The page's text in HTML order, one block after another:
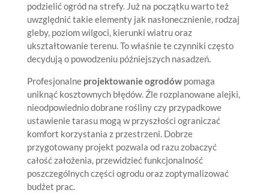
podzielić ogród na strefy. Już na początku warto też
uwzględnić takie elementy jak nasłonecznienie, rodzaj
gleby, poziom wilgoci, kierunki wiatru oraz
ukształtowanie terenu. To właśnie te czynniki często
decydują o powodzeniu późniejszych nasadzeń.
Profesjonalne projektowanie ogrodówpomaga
uniknąć kosztownych błędów. Źle rozplanowane alejki,
nieodpowiednio dobrane rośliny czy przypadkowe
ustawienie tarasu mogą w przyszłości ograniczać
komfort korzystania z przestrzeni. Dobrze
przygotowany projekt pozwala od razu zobaczyć
całość założenia, przewidzieć funkcjonalność
poszczególnych części ogrodu oraz zoptymalizować
budżet prac.